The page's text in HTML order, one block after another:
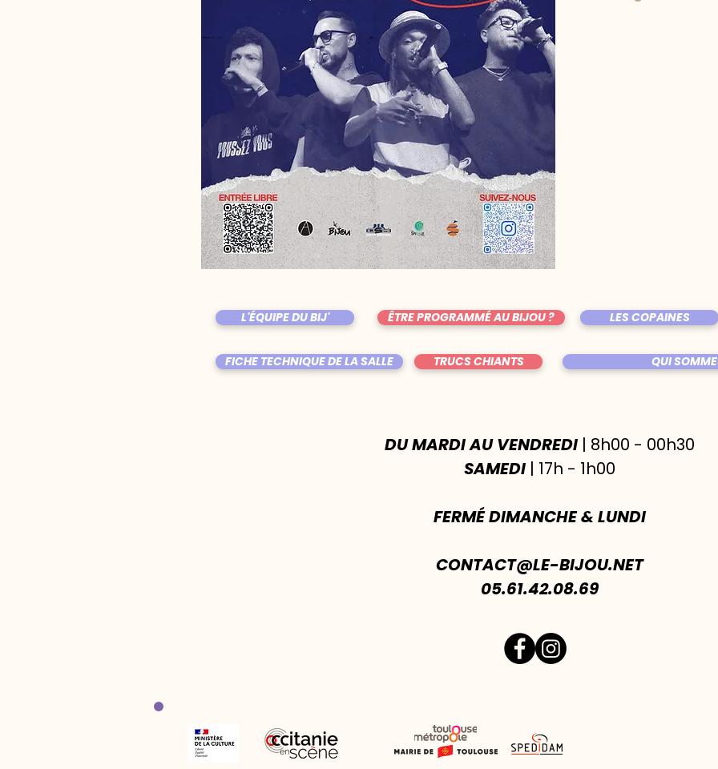
L'ÉQUIPE DU BIJ' ÊTRE PROGRAMMÉ AU BIJOU ? LES COPAINES
FICHE TECHNIQUE DE LA SALLE TRUCS CHIANTS QUI
DU MARDI AU VENDREDI| 8h00 - 00h30
SAMEDI| 17h - 1h00
FERMÉ DIMANCHE & LUNDI
CONTACT@LE-BIJOU.NET
05.61.42.08.69